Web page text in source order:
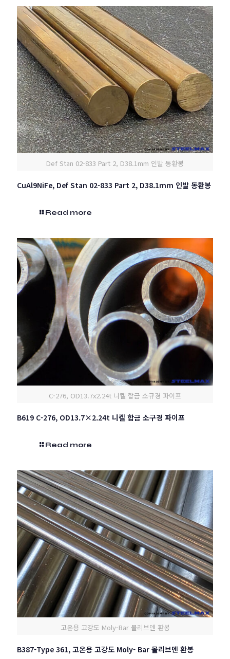
Def Stan 02-833 Part 2, D38.1mm 인발 동환봉
CuAl9NiFe, Def Stan 02-833 Part 2, D38.1mm 인발 동환봉
Read more
C-276, OD13.7x2.24t 니켈 합금 소규경 파이프
B619 C-276, OD13.7×2.24t 니켈 합금 소구경 파이프
Read more
고온용 고강도 Moly-Bar 몰리브덴 환봉
B387-Type 361, 고온용 고강도 Moly- Bar 몰리브덴 환봉